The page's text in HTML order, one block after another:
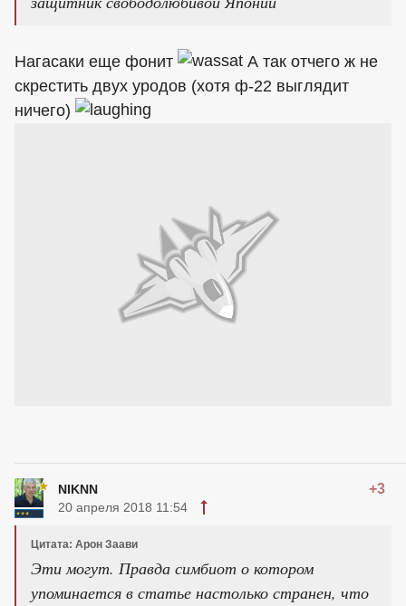
Нагасаки еще фонит
А так отчего ж не
скрестить двух уродов (хотя ф-22 выглядит
ничего)
NIKNN +3
20 апреля 2018 11:54
Цитата: Арон Заави
Эти могут. Правда симбиот о котором
упоминается в статье настолько странен, что